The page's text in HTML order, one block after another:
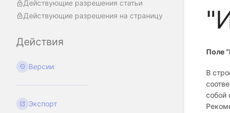
Действующие разрешения статьи
Действующие разрешения на страницу
Действия
Версии
Экспорт
Поле
В
собой